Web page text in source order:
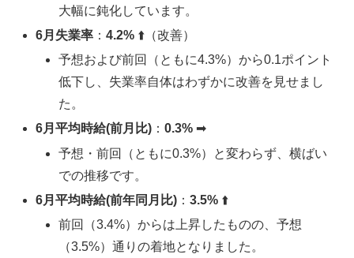
大幅に鈍化しています。
6月失業率 ：4.2% ⬆️（改善）
予想および前回（ともに4.3%）から0.1ポイント
低下し、失業率自体はわずかに改善を見せまし
た。
6月平均時給(前月比) ：0.3% ➡︎
予想・前回（ともに0.3%）と変わらず、横ばい
での推移です。
6月平均時給(前年同月比) ：3.5% ⬆️
前回（3.4%）からは上昇したものの、予想
（3.5%）通りの着地となりました。